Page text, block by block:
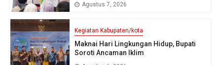
Agustus 7, 2026
Kegiatan Kabupaten/kota
Maknai Hari Lingkungan Hidup, Bupati
Soroti Ancaman Iklim